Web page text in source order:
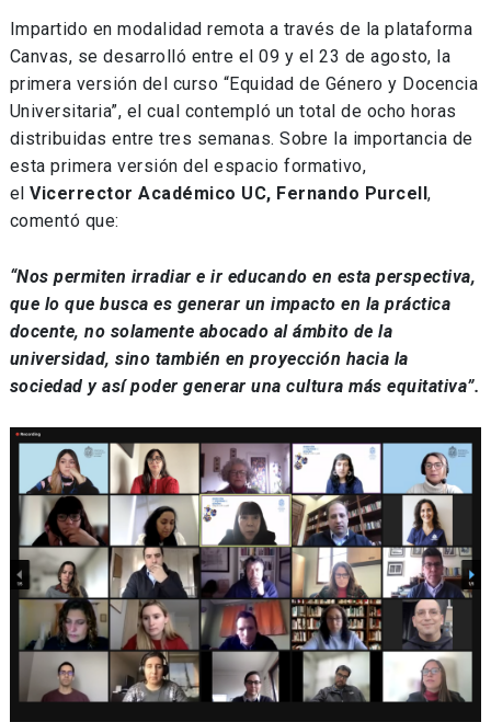
Impartido en modalidad remota a través de la plataforma
Canvas, se desarrolló entre el 09 y el 23 de agosto, la
primera versión del curso “Equidad de Género y Docencia
Universitaria”, el cual contempló un total de ocho horas
distribuidas entre tres semanas. Sobre la importancia de
esta primera versión del espacio formativo,
elVicerrector Académico UC, Fernando Purcell,
comentó que:
“Nos permiten irradiar e ir educando en esta perspectiva,
que lo que busca es generar un impacto en la práctica
docente, no solamente abocado al ámbito de la
universidad, sino también en proyección hacia la
sociedad y así poder generar una cultura más equitativa”.